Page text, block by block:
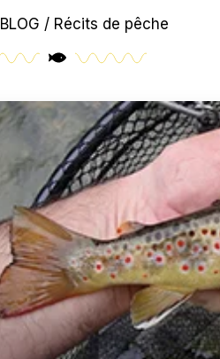
BLOG / Récits de pêche